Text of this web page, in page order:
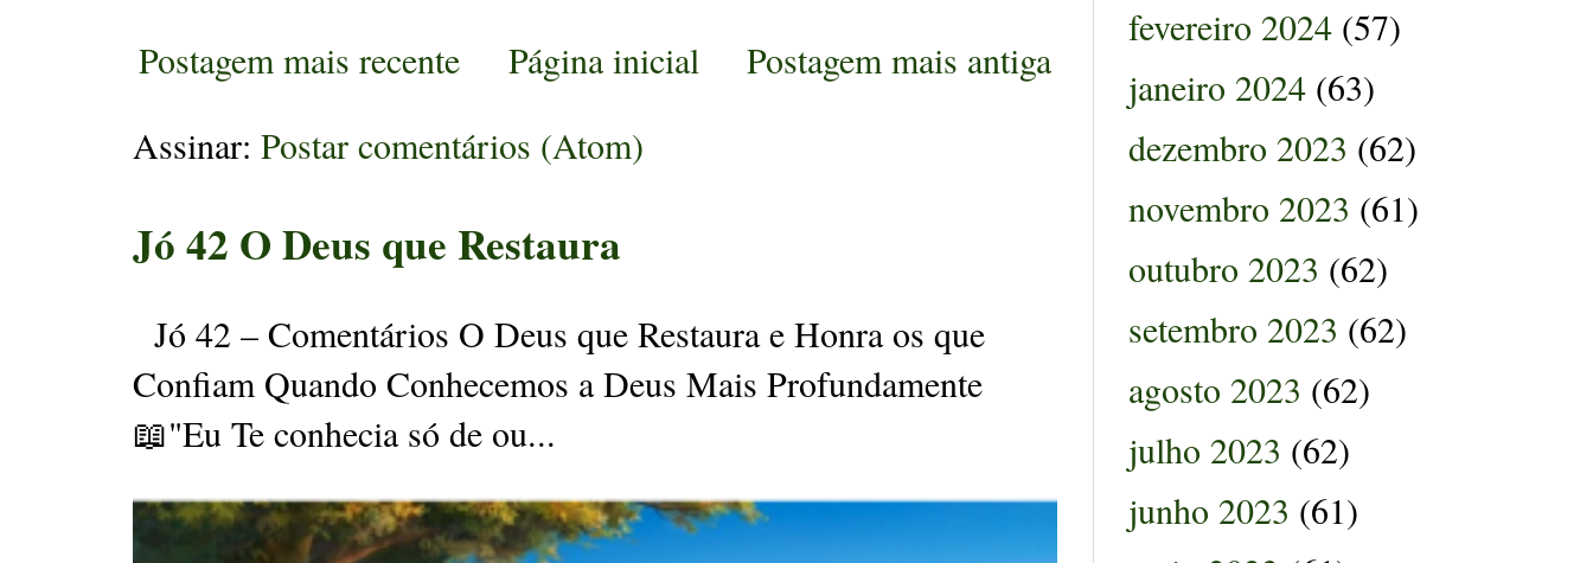
Postagem mais recente Postagem mais antiga
Página inicial
Assinar: Postar comentários (Atom)
Jó 42 O Deus que Restaura
Jó 42 – Comentários O Deus que Restaura e Honra os que
Confiam Quando Conhecemos a Deus Mais Profundamente
📖"Eu Te conhecia só de ou...
fevereiro 2024 (57)
janeiro 2024 (63)
dezembro 2023 (62)
novembro 2023 (61)
outubro 2023 (62)
setembro 2023 (62)
agosto 2023 (62)
julho 2023 (62)
junho 2023 (61)